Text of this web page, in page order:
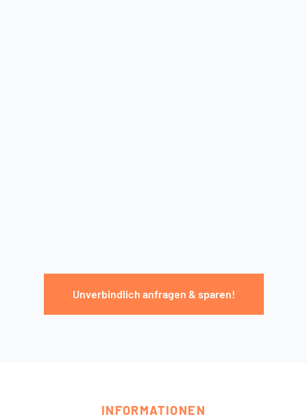
Unverbindlich anfragen & sparen!
INFORMATIONEN